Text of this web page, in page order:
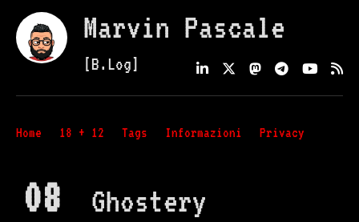
Marvin Pascale
[B.Log]
Home 18 + 12 Tags Informazioni Privacy
08 Ghostery